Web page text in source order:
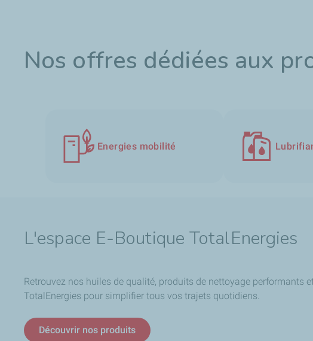
Nos offres dédiées aux
Energies mobilité
L'espace E-Boutique TotalEnergies
Retrouvez nos huiles de qualité, produits de nettoyage performants
TotalEnergies pour simplifier tous vos trajets quotidiens.
Découvrir nos produits